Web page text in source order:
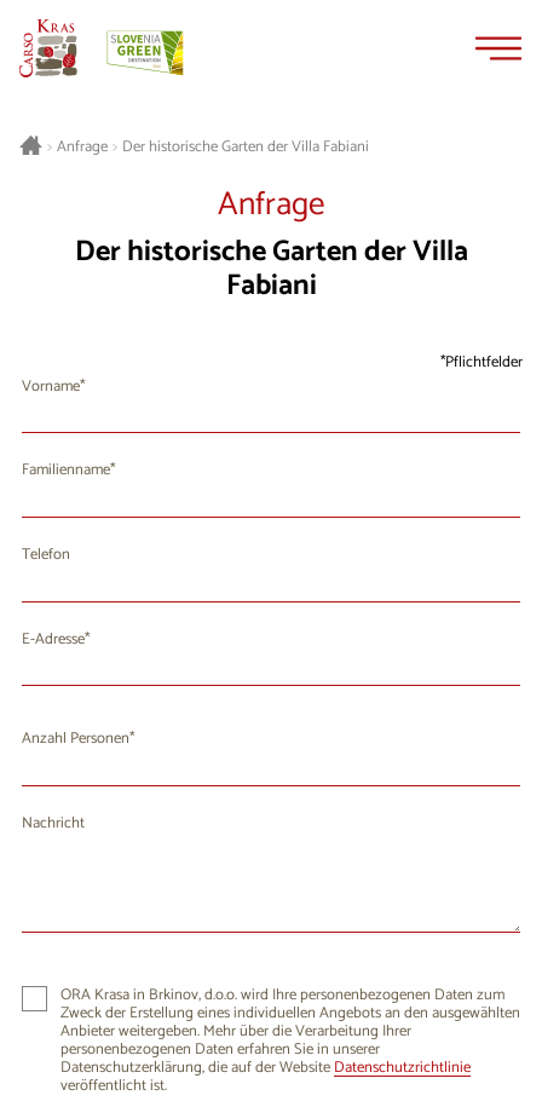
>Anfrage> Der historische Garten der Villa Fabiani
Anfrage
Der historische Garten der Villa
Fabiani
Pflichtfelder
Vorname
Familienname
Telefon
E-Adresse
Anzahl Personen
Nachricht
ORA Krasa in Brkinov, d.o.o. wird Ihre personenbezogenen Daten zum
Zweck der Erstellung eines individuellen Angebots an den ausgewählten
Anbieter weitergeben. Mehr über die Verarbeitung Ihrer
personenbezogenen Daten erfahren Sie in unserer
Datenschutzerklärung, die auf der WebsiteDatenschutzrichtlinie
veröffentlicht ist.